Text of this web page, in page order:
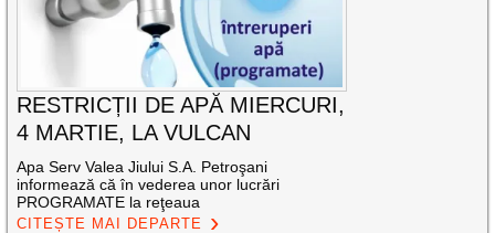
RESTRICȚII DE APĂ MIERCURI,
4 MARTIE, LA VULCAN
Apa Serv Valea Jiului S.A. Petroşani
informează că în vederea unor lucrări
PROGRAMATE la reţeaua
CITEȘTE MAI DEPARTE